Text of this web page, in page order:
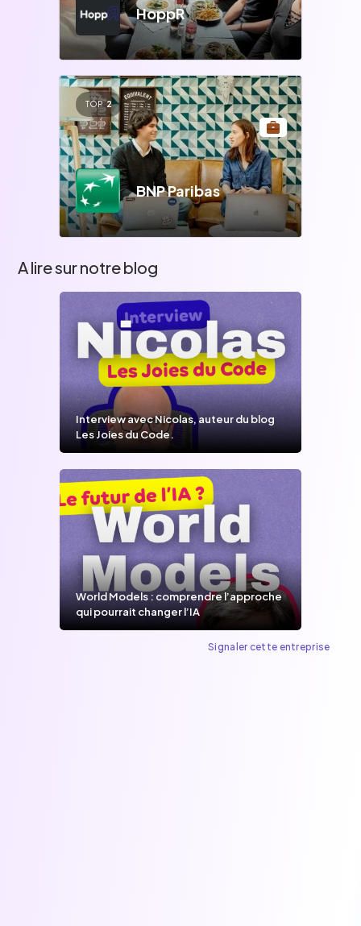
HoppR
TOP 2
BNP Paribas
A lire sur notre blog
Interview avec Nicolas, auteur du blog
Les Joies du Code.
World Models : comprendre l’approche
qui pourrait changer l’IA
Signaler cette entreprise